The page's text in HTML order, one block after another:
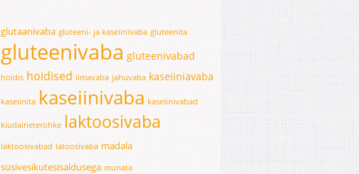
glutaanivaba gluteeni- ja kaseiinivaba gluteenita
gluteenivaba gluteenivabad
hoidis hoidised iimavaba jahuvaba kaseiiniavaba
kaseiinita kaseiinivaba kaseiinivabad
kiudaineterohke laktoosivaba
laktoosivabad latoosivaba madala
süsivesikutesisaldusega munata